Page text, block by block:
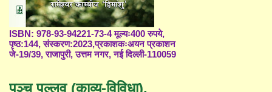
ISBN: 978-93-94221-73-4 मूल्यः400 रुपये,
पृष्ठ:144, संस्करण:2023,प्रकाशकःअयन प्रकाशन
जे-19/39, राजापुरी, उत्तम नगर, नई दिल्ली-110059
पञ्च पल्लव (काव्य-विविधा),